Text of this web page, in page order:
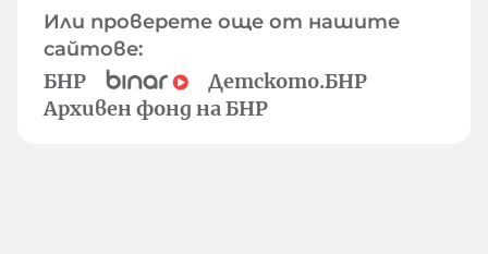
Или проверете още от нашите
сайтове:
БНР
Детското.БНР
Архивен фонд на БНР